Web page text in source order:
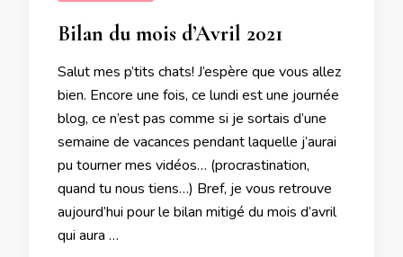
Bilan du mois d’Avril 2021
Salut mes p’tits chats! J’espère que vous allez
bien. Encore une fois, ce lundi est une journée
blog, ce n’est pas comme si je sortais d’une
semaine de vacances pendant laquelle j’aurai
pu tourner mes vidéos… (procrastination,
quand tu nous tiens…) Bref, je vous retrouve
aujourd’hui pour le bilan mitigé du mois d’avril
qui aura …